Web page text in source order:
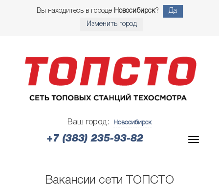
Вы находитесь в городе Новосибирск? Да
Изменить город
Ваш город: Новосибирск
+7 (383) 235-93-82
Вакансии сети ТОПСТО